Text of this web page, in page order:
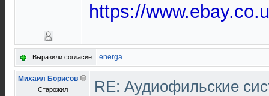
https://
Выразили согласие: energa
Михаил Борисов
Старожил
RE: Аудиофильские